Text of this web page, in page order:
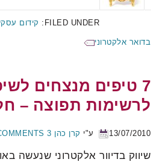
FILED UNDER: קידום
בדואר אלקטרוני
7 טיפים מנצחים
לרשימות תפוצה –
13/07/2010 ע"י קרן כהן 3 COMMENTS
שיווק בדיוור אלקטרוני שנעשה